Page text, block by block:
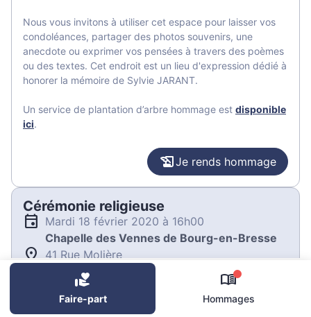
Faire-part Hommages
Nous vous invitons à utiliser cet espace pour laisser vos
condoléances, partager des photos souvenirs, une
anecdote ou exprimer vos pensées à travers des poèmes
ou des textes. Cet endroit est un lieu d'expression dédié à
honorer la mémoire de Sylvie JARANT.
Un service de plantation d’arbre hommage est disponible
ici.
Je rends hommage
Cérémonie religieuse
mardi 18 février 2020 à 16h00
Chapelle des Vennes de Bourg-en-Bresse
41 Rue Molière
01000 Bourg-en-Bresse